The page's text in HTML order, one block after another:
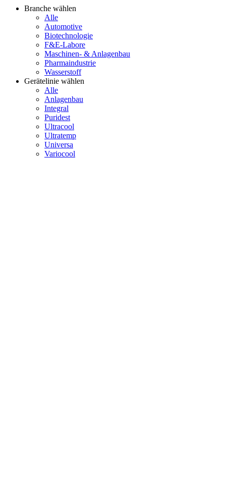
Branche wählen
Alle
Automotive
Biotechnologie
F&E-Labore
Maschinen- & Anlagenbau
Pharmaindustrie
Wasserstoff
Gerätelinie wählen
Alle
Anlagenbau
Integral
Puridest
Ultracool
Ultratemp
Universa
Variocool